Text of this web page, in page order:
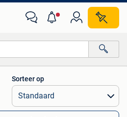
afstanden…
Sorteer op